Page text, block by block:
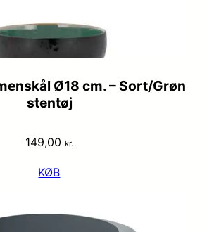
Ø18 cm. – Sort/Grøn
stentøj
149,00 kr.
KØB